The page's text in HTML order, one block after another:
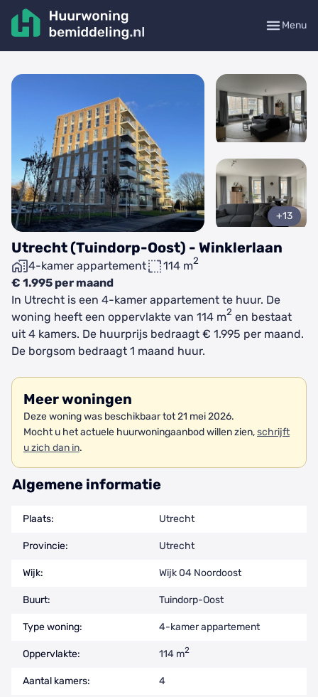
Menu
Utrecht (Tuindorp-Oost) - Winklerlaan
4-kamer appartement 114 m2
€ 1.995 per maand
+13
In Utrecht is een 4-kamer appartement te huur. De
woning heeft een oppervlakte van 114 m2 en bestaat
uit 4 kamers. De huurprijs bedraagt € 1.995 per maand.
De borgsom bedraagt 1 maand huur.
Meer woningen
Deze woning was beschikbaar tot 21 mei 2026.
Mocht u het actuele huurwoningaanbod willen zien,schrijft
u zich dan in.
Algemene informatie
Plaats: Utrecht
Provincie: Utrecht
Wijk: Wijk 04 Noordoost
Buurt: Tuindorp-Oost
Type woning: 4-kamer appartement
Oppervlakte: 114 m2
Aantal kamers: 4